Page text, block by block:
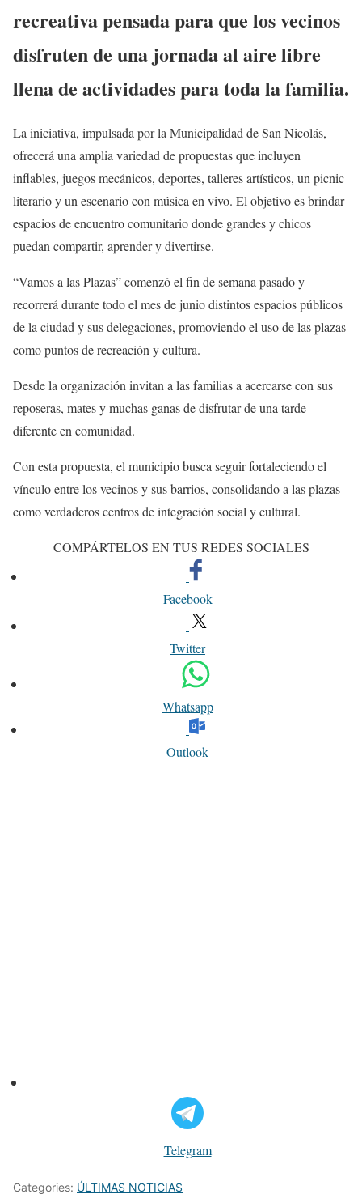
recreativa pensada para que los vecinos
disfruten de una jornada al aire libre
llena de actividades para toda la familia.
La iniciativa, impulsada por la Municipalidad de San Nicolás,
ofrecerá una amplia variedad de propuestas que incluyen
inflables, juegos mecánicos, deportes, talleres artísticos, un picnic
literario y un escenario con música en vivo. El objetivo es brindar
espacios de encuentro comunitario donde grandes y chicos
puedan compartir, aprender y divertirse.
“Vamos a las Plazas” comenzó el fin de semana pasado y
recorrerá durante todo el mes de junio distintos espacios públicos
de la ciudad y sus delegaciones, promoviendo el uso de las plazas
como puntos de recreación y cultura.
Desde la organización invitan a las familias a acercarse con sus
reposeras, mates y muchas ganas de disfrutar de una tarde
diferente en comunidad.
Con esta propuesta, el municipio busca seguir fortaleciendo el
vínculo entre los vecinos y sus barrios, consolidando a las plazas
como verdaderos centros de integración social y cultural.
COMPÁRTELOS EN TUS REDES SOCIALES
Facebook
Twitter
Whatsapp
Outlook
Telegram
Categories: ÚLTIMAS NOTICIAS